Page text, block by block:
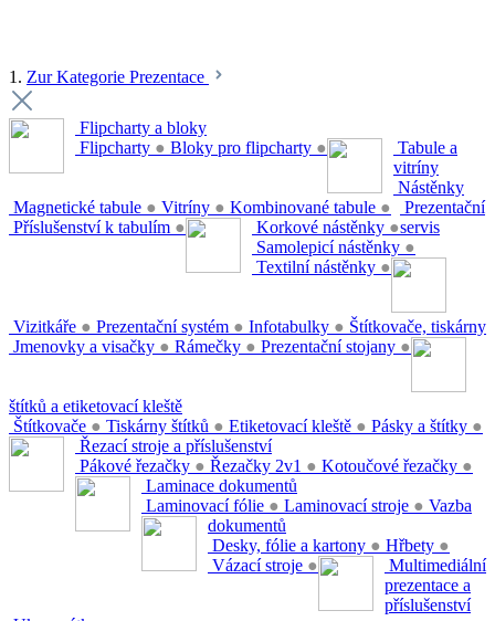
1. Zur Kategorie Prezentace
Flipcharty a bloky
Flipcharty ● Bloky pro flipcharty ●
Tabule a
vitríny
Magnetické tabule ● Vitríny ● Kombinované tabule ●
Příslušenství k tabulím ●
Nástěnky
Korkové nástěnky ●
Samolepicí nástěnky ●
Textilní nástěnky ●
Prezentační
servis
Vizitkáře ● Prezentační systém ● Infotabulky ●
Jmenovky a visačky ● Rámečky ● Prezentační stojany ●
Štítkovače, tiskárny
štítků a etiketovací kleště
Štítkovače ● Tiskárny štítků ● Etiketovací kleště ● Pásky a štítky ●
Řezací stroje a příslušenství
Pákové řezačky ● Řezačky 2v1 ● Kotoučové řezačky ●
Laminace dokumentů
Laminovací fólie ● Laminovací stroje ● Vazba
dokumentů
Desky, fólie a kartony ● Hřbety ●
Vázací stroje ●
Multimediální
prezentace a
příslušenství